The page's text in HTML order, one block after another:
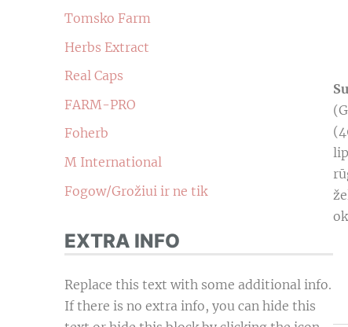
Tomsko Farm
Herbs Extract
Real Caps
FARM-PRO
Foherb
M International
Fogow/Grožiui ir ne tik
EXTRA INFO
Replace this text with some additional info.
If there is no extra info, you can hide this